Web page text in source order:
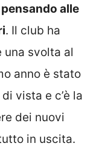
pensando alle
. Il club ha
una svolta al
anno è stato
vista e c’è la
dei nuovi
in uscita.